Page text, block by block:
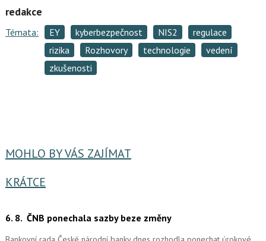
redakce
Témata: EY kyberbezpečnost NIS2
regulace
rizika
Rozhovory technologie
vedení
zkušenosti
MOHLO BY VÁS ZAJÍMAT
KRÁTCE
6. 8. ČNB ponechala sazby beze změny